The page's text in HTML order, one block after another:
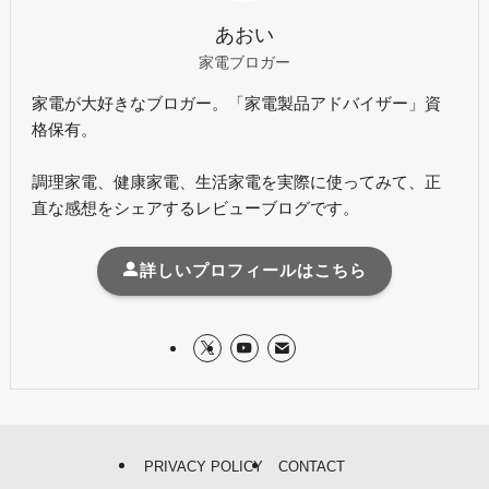
あおい
家電ブロガー
家電が大好きなブロガー。「家電製品アドバイザー」資
格保有。
調理家電、健康家電、生活家電を実際に使ってみて、正
直な感想をシェアするレビューブログです。
詳しいプロフィールはこちら
PRIVACY POLICY CONTACT